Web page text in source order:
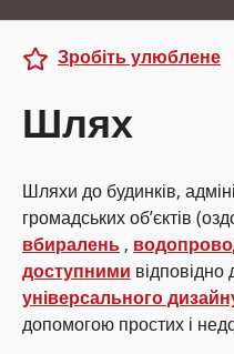
Шлях
Зробіть улюблене
Шляхи до будинків,
громадських об’єктів
вбиралень ,
доступними відповідно
універсального
допомогою простих і